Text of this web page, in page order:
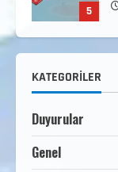
5
1
KATEGORILER
Duyurular
Genel